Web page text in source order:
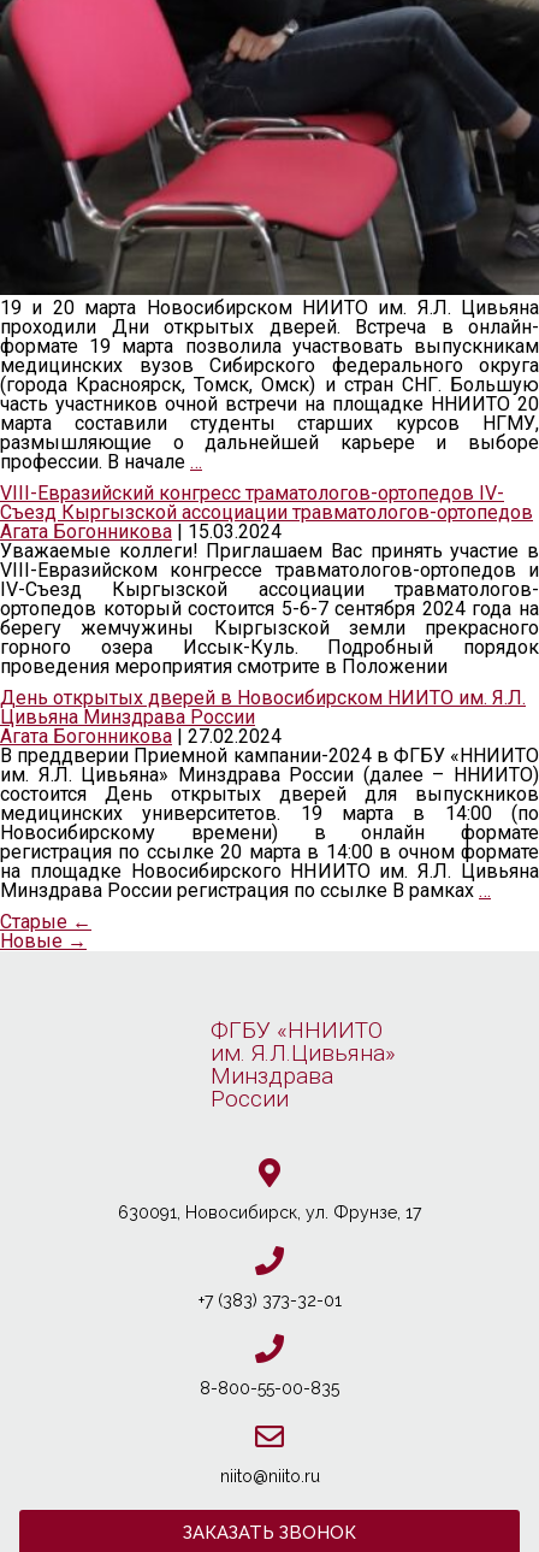
19 и 20 марта Новосибирском НИИТО им. Я.Л. Цивьяна
проходили Дни открытых дверей. Встреча в онлайн-
формате 19 марта позволила участвовать выпускникам
медицинских вузов Сибирского федерального округа
(города Красноярск, Томск, Омск) и стран СНГ. Большую
часть участников очной встречи на площадке ННИИТО 20
марта составили студенты старших курсов НГМУ,
размышляющие о дальнейшей карьере и выборе
профессии. В начале …
VIII-Евразийский конгресс траматологов-ортопедов IV-
Съезд Кыргызской ассоциации травматологов-ортопедов
Агата Богонникова
15.03.2024
Уважаемые коллеги! Приглашаем Вас принять участие в
VIII-Евразийском конгрессе травматологов-ортопедов и
IV-Съезд Кыргызской ассоциации травматологов-
ортопедов который состоится 5-6-7 сентября 2024 года на
берегу жемчужины Кыргызской земли прекрасного
горного озера Иссык-Куль. Подробный порядок
проведения мероприятия смотрите в Положении
День открытых дверей в Новосибирском НИИТО им. Я.Л.
Цивьяна Минздрава России
Агата Богонникова
27.02.2024
В преддверии Приемной кампании-2024 в ФГБУ «ННИИТО
им. Я.Л. Цивьяна» Минздрава России (далее – ННИИТО)
состоится День открытых дверей для выпускников
медицинских университетов. 19 марта в 14:00 (по
Новосибирскому времени) в онлайн формате
регистрация по ссылке 20 марта в 14:00 в очном формате
на площадке Новосибирского ННИИТО им. Я.Л. Цивьяна
Минздрава России регистрация по ссылке В рамках …
Старые ←
Новые →
ФГБУ «ННИИТО
им. Я.Л.Цивьяна»
Минздрава
России
630091, Новосибирcк, ул. Фрунзе, 17
+7 (383) 373-32-01
8-800-55-00-835
niito@niito.ru
ЗАКАЗАТЬ ЗВОНОК